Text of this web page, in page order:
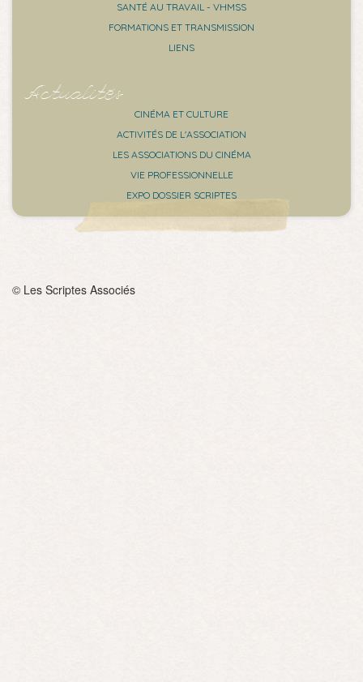
SANTÉ AU TRAVAIL - VHMSS
FORMATIONS ET TRANSMISSION
LIENS
Actualités
CINÉMA ET CULTURE
ACTIVITÉS DE L'ASSOCIATION
LES ASSOCIATIONS DU CINÉMA
VIE PROFESSIONNELLE
EXPO DOSSIER SCRIPTES
© Les Scriptes Associés